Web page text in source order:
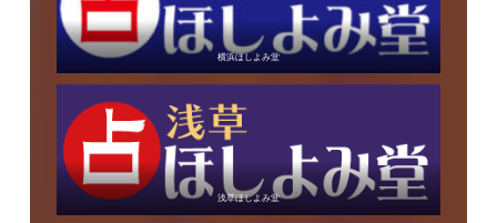
横浜ほしよみ堂
浅草ほしよみ堂